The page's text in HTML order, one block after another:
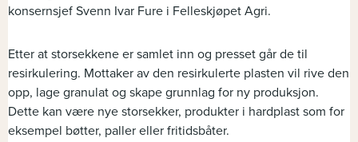
konsernsjef Svenn Ivar Fure i Felleskjøpet Agri.
Etter at storsekkene er samlet inn og presset går de til
resirkulering. Mottaker av den resirkulerte plasten vil rive den
opp, lage granulat og skape grunnlag for ny produksjon.
Dette kan være nye storsekker, produkter i hardplast som for
eksempel bøtter, paller eller fritidsbåter.